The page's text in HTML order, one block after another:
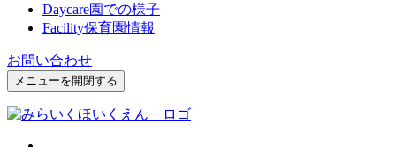
Daycare園での様子
Facility保育園情報
お問い合わせ
メニューを開閉する